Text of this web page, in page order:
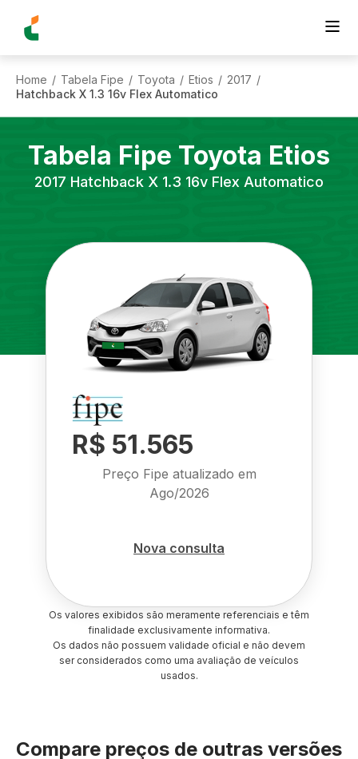
Home / Tabela Fipe / Toyota / Etios / 2017 /
Hatchback X 1.3 16v Flex Automatico
Tabela Fipe Toyota Etios
2017 Hatchback X 1.3 16v Flex Automatico
R$ 51.565
Preço Fipe atualizado em
Ago/2026
Nova consulta
Os valores exibidos são meramente referenciais e têm
finalidade exclusivamente informativa.
Os dados não possuem validade oficial e não devem
ser considerados como uma avaliação de veículos
usados.
Compare preços de outras versões